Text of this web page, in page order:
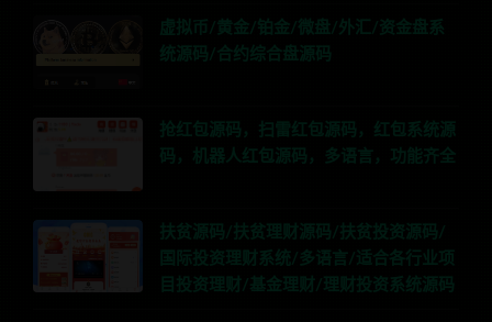
虚拟币/黄金/铂金/微盘/外汇/资金盘系
统源码/合约综合盘源码
抢红包源码，扫雷红包源码，红包系统源
码，机器人红包源码，多语言，功能齐全
扶贫源码/扶贫理财源码/扶贫投资源码/
国际投资理财系统/多语言/适合各行业项
目投资理财/基金理财/理财投资系统源码